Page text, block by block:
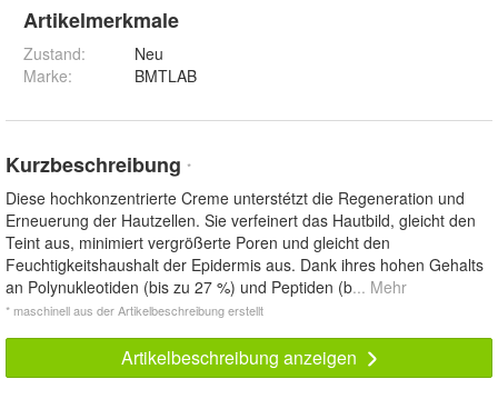
Artikelmerkmale
Zustand:
Neu
Marke:
BMTLAB
Kurzbeschreibung *
Diese hochkonzentrierte Creme unterstétzt die Regeneration und
Erneuerung der Hautzellen. Sie verfeinert das Hautbild, gleicht den
Teint aus, minimiert vergrößerte Poren und gleicht den
Feuchtigkeitshaushalt der Epidermis aus. Dank ihres hohen Gehalts
an Polynukleotiden (bis zu 27 %) und Peptiden (b... Mehr
* maschinell aus der Artikelbeschreibung erstellt
Artikelbeschreibung anzeigen